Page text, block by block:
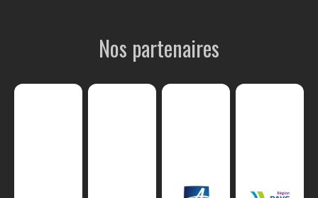
Nos partenaires